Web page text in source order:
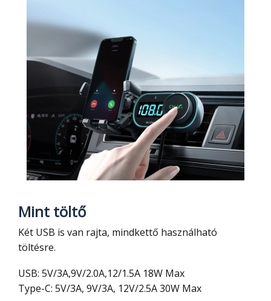
Mint töltő
Két USB is van rajta, mindkettő használható
töltésre.
USB: 5V/3A,9V/2.0A,12/1.5A 18W Max
Type-C: 5V/3A, 9V/3A, 12V/2.5A 30W Max